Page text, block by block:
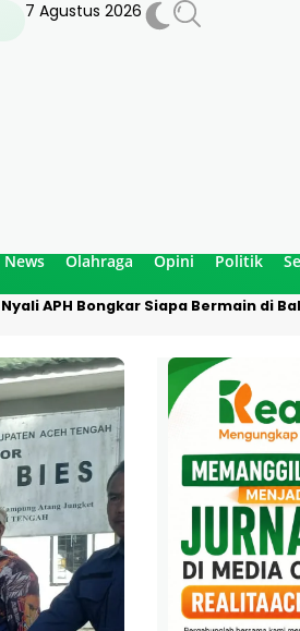
7 Agustus 2026
News Olahraga Opini Politik
APH Bongkar Siapa Bermain di